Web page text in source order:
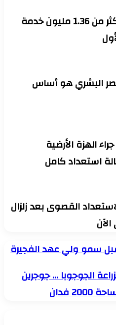
«100 يوم صحة» تنطلق بأكثر من 1.36 مليون خدمة
البشري هو أساس
الهزة الأرضية
استعداد كامل
القصوى بعد زلزال
سمو ولي عهد الفجيرة
الجوجوبا … جوجرين
فدان